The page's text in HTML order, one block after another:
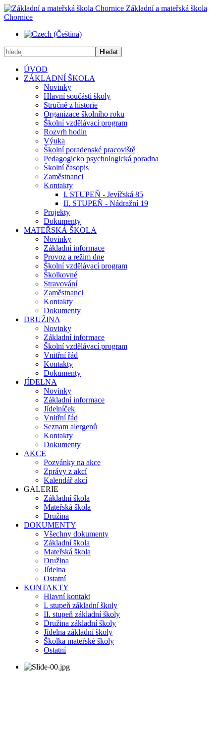
Základní a mateřská škola
Chornice
Hledat
ÚVOD
ZÁKLADNÍ ŠKOLA
Novinky
Hlavní součásti školy
Stručně z historie
Organizace školního roku
Školní vzdělávací program
Rozvrh hodin
Výuka
Školní poradenské pracoviště
Pedagogicko psychologická poradna
Školní časopis
Zaměstnanci
Kontakty
I. STUPEŇ - Jevíčská 85
II. STUPEŇ - Nádražní 19
Projekty
Dokumenty
MATEŘSKÁ ŠKOLA
Novinky
Základní informace
Provoz a režim dne
Školní vzdělávací program
Školkovné
Stravování
Zaměstnanci
Kontakty
Dokumenty
DRUŽINA
Novinky
Základní informace
Školní vzdělávací program
Vnitřní řád
Kontakty
Dokumenty
JÍDELNA
Novinky
Základní informace
Jídelníček
Vnitřní řád
Seznam alergenů
Kontakty
Dokumenty
AKCE
Pozvánky na akce
Zprávy z akcí
Kalendář akcí
GALERIE
Základní škola
Mateřská škola
Družina
DOKUMENTY
Všechny dokumenty
Základní škola
Mateřská škola
Družina
Jídelna
Ostatní
KONTAKTY
Hlavní kontakt
I. stupeň základní školy
II. stupeň základní školy
Družina základní školy
Jídelna základní školy
Školka mateřské školy
Ostatní